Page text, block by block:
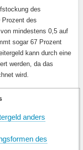
des
Prozent des
mindestens 0,5 auf
sogar 67 Prozent
kann durch eine
werden, da das
wird.
anders
des